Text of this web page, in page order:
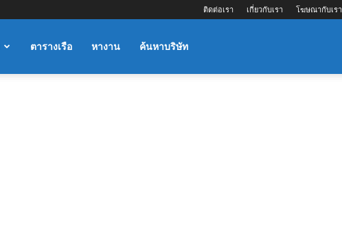
ติดต่อเรา เกี่ยวกับเรา โฆษณากับเรา
ตารางเรือ หางาน ค้นหาบริษัท